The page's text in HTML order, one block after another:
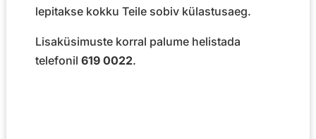
lepitakse kokku Teile sobiv külastusaeg.
Lisaküsimuste korral palume helistada
telefonil 619 0022.